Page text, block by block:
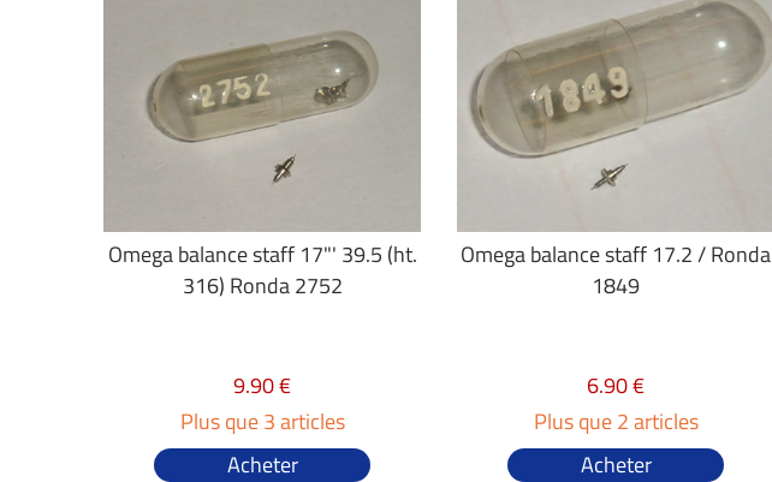
Omega balance staff 17"' 39.5 (ht.
316) Ronda 2752
9.90 €
Plus que 3 articles
Acheter
Omega balance staff 17.2 / Ronda
1849
6.90 €
Plus que 2 articles
Acheter